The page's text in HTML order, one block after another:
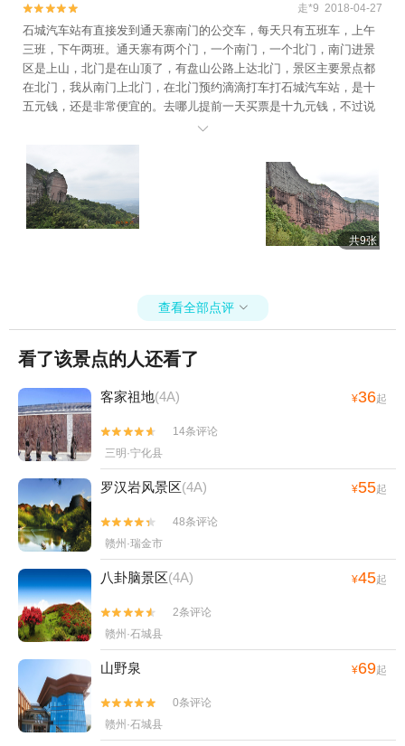

 走*9 2018-04-27
石城汽车站有直接发到通天寨南门的公交车，每天只有五班车，上午
三班，下午两班。通天寨有两个门，一个南门，一个北门，南门进景
区是上山，北门是在山顶了，有盘山公路上达北门，景区主要景点都
在北门，我从南门上北门，在北门预约滴滴打车打石城汽车站，是十
五元钱，还是非常便宜的。去哪儿提前一天买票是十九元钱，不过说
实话景区也就值这个价钱，如果是全票六十元，我都要吐血，景点性

查看全部点评
看了该景点的人还看了
客家祖地 (4A)


14条评论
罗汉岩风景区


48条评论
八卦脑景区


山野泉